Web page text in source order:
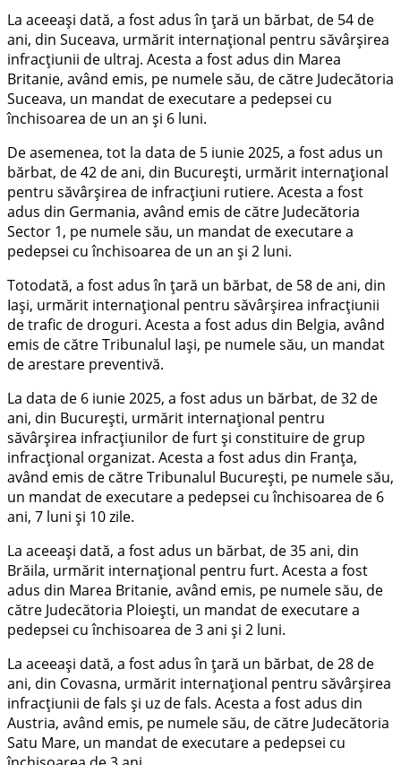
La aceeași dată, a fost adus în țară un bărbat, de 54 de
ani, din Suceava, urmărit internațional pentru săvârșirea
infracțiunii de ultraj. Acesta a fost adus din Marea
Britanie, având emis, pe numele său, de către Judecătoria
Suceava, un mandat de executare a pedepsei cu
închisoarea de un an și 6 luni.
De asemenea, tot la data de 5 iunie 2025, a fost adus un
bărbat, de 42 de ani, din București, urmărit internațional
pentru săvârșirea de infracțiuni rutiere. Acesta a fost
adus din Germania, având emis de către Judecătoria
Sector 1, pe numele său, un mandat de executare a
pedepsei cu închisoarea de un an și 2 luni.
Totodată, a fost adus în țară un bărbat, de 58 de ani, din
Iași, urmărit internațional pentru săvârșirea infracțiunii
de trafic de droguri. Acesta a fost adus din Belgia, având
emis de către Tribunalul Iași, pe numele său, un mandat
de arestare preventivă.
La data de 6 iunie 2025, a fost adus un bărbat, de 32 de
ani, din București, urmărit internațional pentru
săvârșirea infracțiunilor de furt și constituire de grup
infracțional organizat. Acesta a fost adus din Franța,
având emis de către Tribunalul București, pe numele său,
un mandat de executare a pedepsei cu închisoarea de 6
ani, 7 luni și 10 zile.
La aceeași dată, a fost adus un bărbat, de 35 ani, din
Brăila, urmărit internațional pentru furt. Acesta a fost
adus din Marea Britanie, având emis, pe numele său, de
către Judecătoria Ploiești, un mandat de executare a
pedepsei cu închisoarea de 3 ani și 2 luni.
La aceeași dată, a fost adus în țară un bărbat, de 28 de
ani, din Covasna, urmărit internațional pentru săvârșirea
infracțiunii de fals și uz de fals. Acesta a fost adus din
Austria, având emis, pe numele său, de către Judecătoria
Satu Mare, un mandat de executare a pedepsei cu